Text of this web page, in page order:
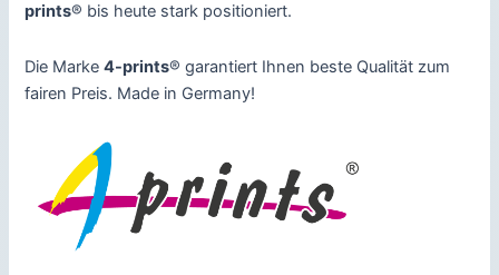
prints® bis heute stark positioniert.
Die Marke4-prints® garantiert Ihnen beste Qualität zum
fairen Preis. Made in Germany!